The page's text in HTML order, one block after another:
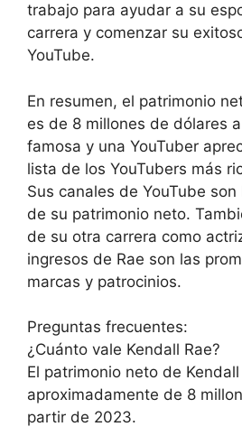
trabajo para ayudar a su
carrera y comenzar su
YouTube.
En resumen, el patrimonio
es de 8 millones de dólares
famosa y una YouTuber
lista de los YouTubers más
Sus canales de YouTube
de su patrimonio neto.
de su otra carrera como
ingresos de Rae son las
marcas y patrocinios.
Preguntas frecuentes:
¿Cuánto vale Kendall Rae?
El patrimonio neto de Kendall
aproximadamente de 8
partir de 2023.